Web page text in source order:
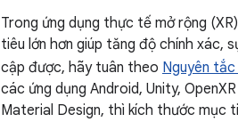
Trong ứng dụng thực tế mở rộng
tiêu lớn hơn giúp tăng độ chính xác,
cập được, hãy tuân theo Nguyên
các ứng dụng Android, Unity,
Material Design, thì kích thước mục